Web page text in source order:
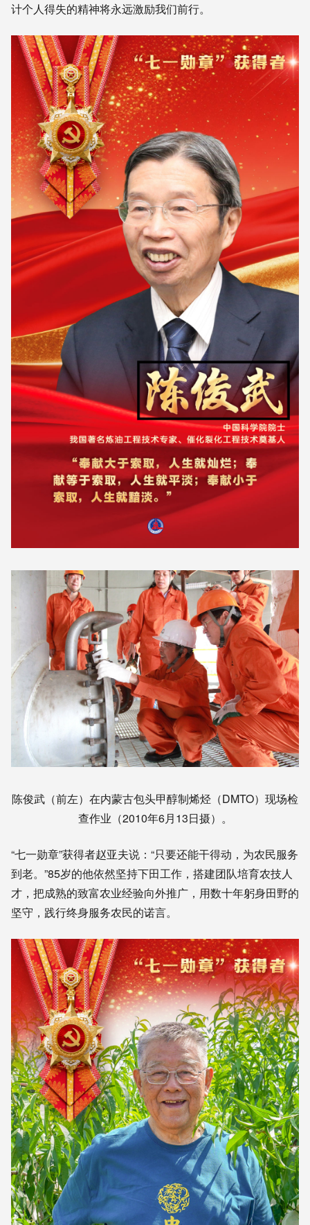
计个人得失的精神将永远激励我们前行。
陈俊武（前左）在内蒙古包头甲醇制烯烃（DMTO）现场检
查作业（2010年6月13日摄）。
“七一勋章”获得者赵亚夫说：“只要还能干得动，为农民服务
到老。”85岁的他依然坚持下田工作，搭建团队培育农技人
才，把成熟的致富农业经验向外推广，用数十年躬身田野的
坚守，践行终身服务农民的诺言。